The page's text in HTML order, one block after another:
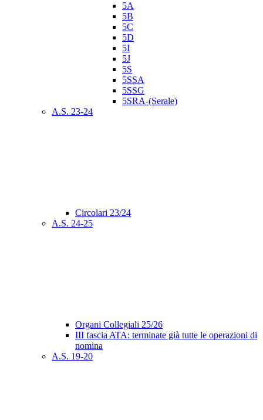
5A
5B
5C
5D
5I
5J
5S
5SSA
5SSG
5SRA-(Serale)
A.S. 23-24
Circolari 23/24
A.S. 24-25
Organi Collegiali 25/26
III fascia ATA: terminate già tutte le operazioni di
nomina
A.S. 19-20